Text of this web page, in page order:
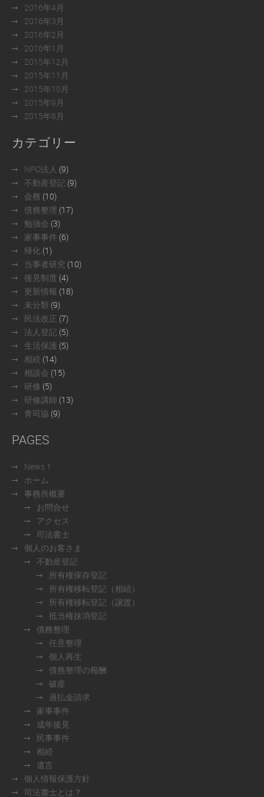
2016年4月
2016年3月
2016年2月
2016年1月
2015年12月
2015年11月
2015年10月
2015年9月
2015年8月
カテゴリー
NPO法人 (9)
不動産登記 (9)
会務 (10)
債務整理 (17)
勉強会 (3)
家事事件 (6)
帰化 (1)
当事者研究 (10)
後見制度 (4)
更新情報 (18)
未分類 (9)
民法改正 (7)
法人登記 (5)
生活保護 (5)
相続 (14)
相談会 (15)
研修 (5)
研修講師 (13)
青司協 (9)
PAGES
News！
ホーム
事務所概要
お問合せ
アクセス
司法書士
個人のお客さま
不動産登記
所有権保存登記
所有権移転登記（相続）
所有権移転登記（譲渡）
抵当権抹消登記
債務整理
任意整理
個人再生
債務整理の報酬
破産
過払金請求
家事事件
成年後見
民事事件
相続
遺言
個人情報保護方針
司法書士とは？